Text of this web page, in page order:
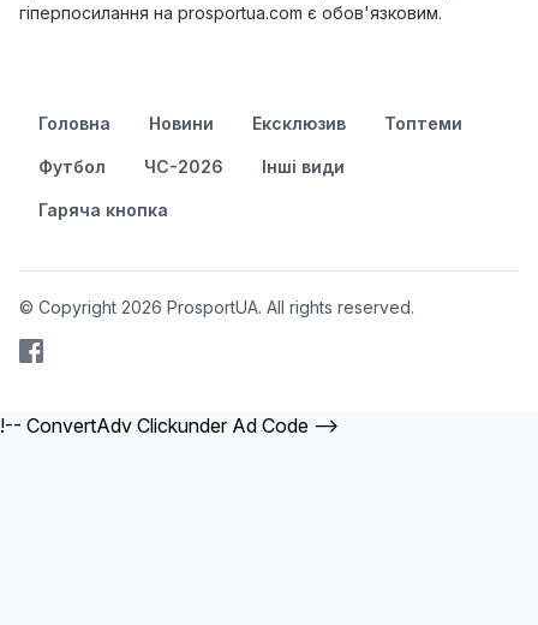
гіперпосилання на prosportua.com є обов'язковим.
Головна Новини Ексклюзив Топтеми
Футбол ЧС-2026 Інші види
Гаряча кнопка
© Copyright 2026 ProsportUA. All rights reserved.
!-- ConvertAdv Clickunder Ad Code -->